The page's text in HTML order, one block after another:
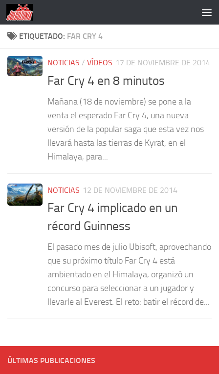
Saltar al contenido
ETIQUETADO: FAR CRY 4
NOTICIAS / VÍDEOS 17 DE NOVIEMBRE DE 2014
Far Cry 4 en 8 minutos
Mañana (18 de noviembre) se pone a la
venta el esperado Far Cry 4, una nueva
versión de la popular saga que esta vez nos
llevará hasta las tierras de Kyrat, en el
Himalaya, para...
NOTICIAS 12 DE NOVIEMBRE DE 2014
Far Cry 4 implicado en un
récord Guinness
El pasado mes de julio Ubisoft, aprovechando
que su próximo título Far Cry 4 está
ambientado en el Himalaya, organizó un
concurso para seleccionar a un jugador y
llevarle al Everest. El reto: batir el récord de...
ÚLTIMAS PUBLICACIONES